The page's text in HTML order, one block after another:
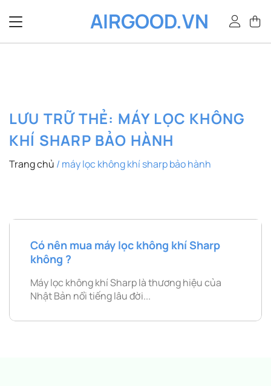
qua
dung
AIRGOOD.VN
LƯU TRỮ THẺ: MÁY LỌC KHÔNG
KHÍ SHARP BẢO HÀNH
Trang chủ / máy lọc không khí sharp bảo hành
Có nên mua máy lọc không khí Sharp
không ?
Máy lọc không khí Sharp là thương hiệu của
Nhật Bản nổi tiếng lâu đời...